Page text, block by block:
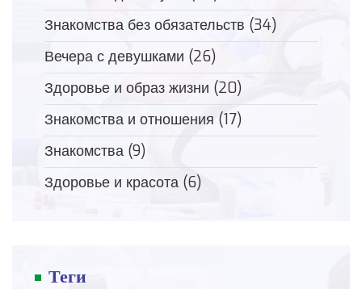
Знакомства без обязательств (34)
Вечера с девушками (26)
Здоровье и образ жизни (20)
Знакомства и отношения (17)
Знакомства (9)
Здоровье и красота (6)
Теги